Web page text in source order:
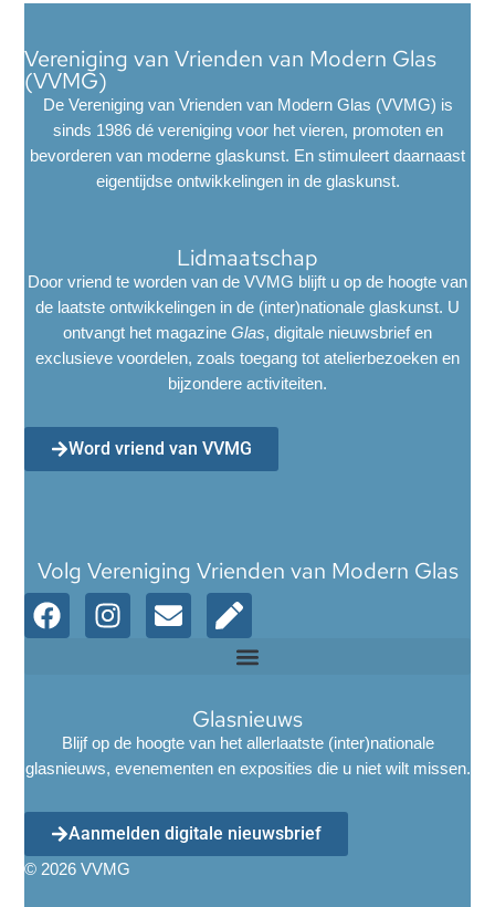
Vereniging van Vrienden van Modern Glas
(VVMG)
De Vereniging van Vrienden van Modern Glas (VVMG) is
sinds 1986 dé vereniging voor het vieren, promoten en
bevorderen van moderne glaskunst. En stimuleert daarnaast
eigentijdse ontwikkelingen in de glaskunst.
Lidmaatschap
Door vriend te worden van de VVMG blijft u op de hoogte van
de laatste ontwikkelingen in de (inter)nationale glaskunst. U
ontvangt het magazine Glas, digitale nieuwsbrief en
exclusieve voordelen, zoals toegang tot atelierbezoeken en
bijzondere activiteiten.
Word vriend van VVMG
Volg Vereniging Vrienden van Modern Glas
Glasnieuws
Blijf op de hoogte van het allerlaatste (inter)nationale
glasnieuws, evenementen en exposities die u niet wilt missen.
Aanmelden digitale nieuwsbrief
© 2026 VVMG